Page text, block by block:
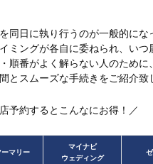
同日に執り行うのが一般的にな
ミングが各自に委ねられ、いつ
順番がよく解らない人のために
とスムーズな手続きをご紹介致
予約するとこんなにお得！／
マリー
マイナビ
ウェディング